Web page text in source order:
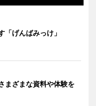
「げんばみっけ」
まざまな資料や体験を